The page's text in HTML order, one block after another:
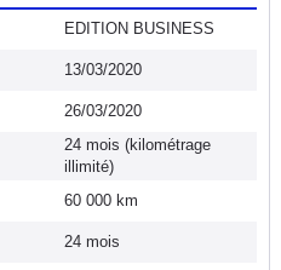
EDITION BUSINESS
13/03/2020
26/03/2020
24 mois (kilométrage
illimité)
60 000 km
24 mois